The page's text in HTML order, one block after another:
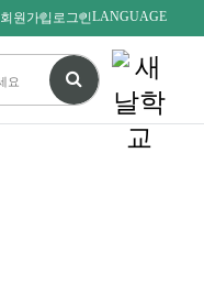
회원가입 로그인LANGUAGE